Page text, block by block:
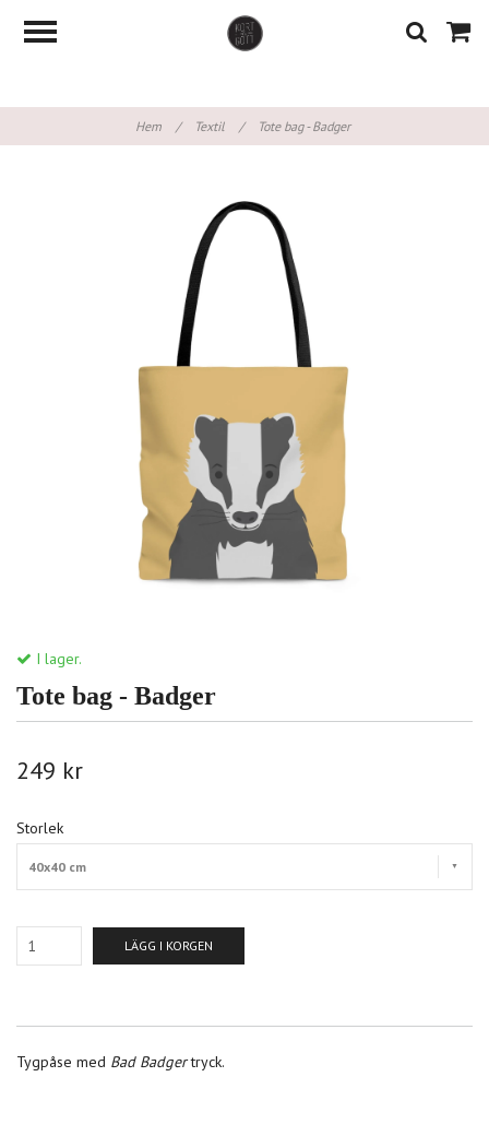
Hem / Textil / Tote bag - Badger
I lager.
Tote bag - Badger
249 kr
Storlek
40x40 cm
LÄGG I KORGEN
Tygpåse med Bad Badgertryck.